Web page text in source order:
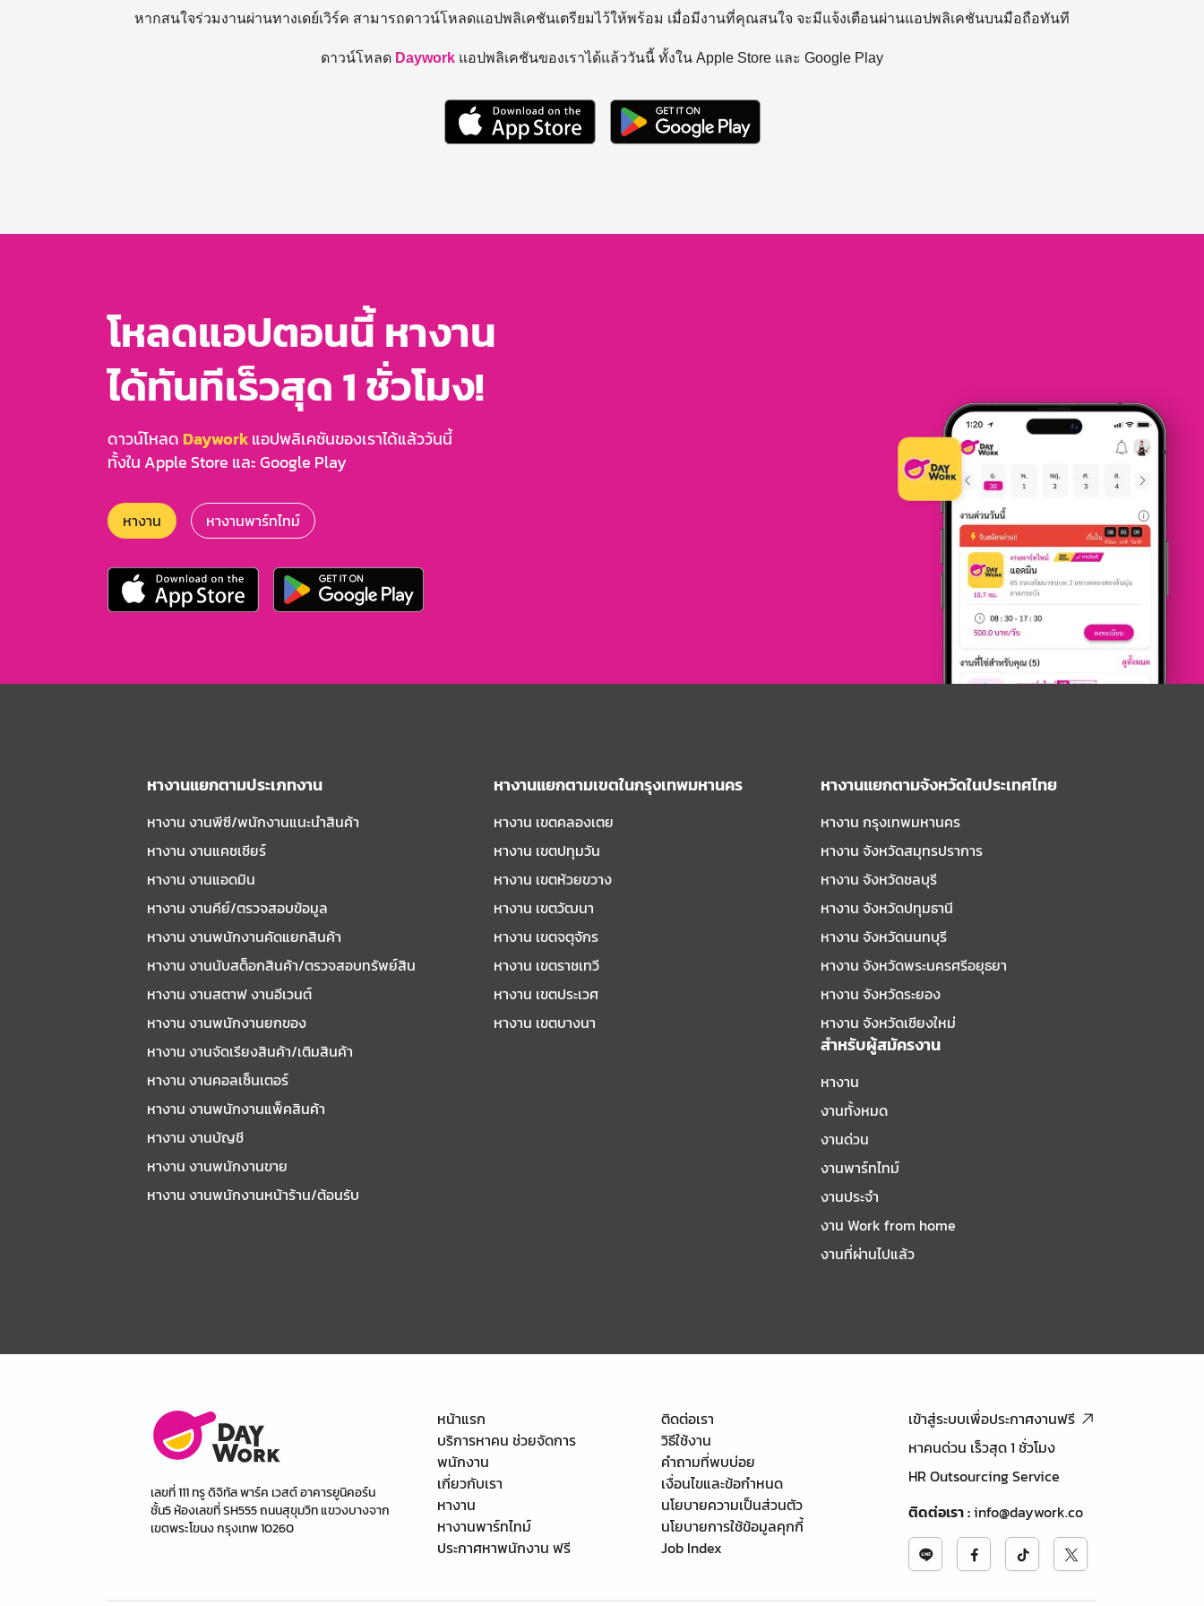
หากสนใจร่วมงานผ่านทางเดย์เวิร์ค สามารถดาวน์โหลดแอปพลิเคชันเตรียมไว้ให้พร้อม เมื่อมีงานที่คุณสนใจ จะมีแจ้งเตือนผ่านแอปพลิเคชันบนมือถือทันที
ดาวน์โหลด Daywork แอปพลิเคชันของเราได้แล้ววันนี้ ทั้งใน Apple Store และ Google Play
โหลดแอปตอนนี้ หางาน
ได้ทันทีเร็วสุด 1 ชั่วโมง!
ดาวน์โหลด Dayworkแอปพลิเคชันของเราได้แล้ววันนี้
ทั้งใน Apple Store และ Google Play
หางาน หางานพาร์ทไทม์
หางานแยกตามประเภทงาน
หางาน งานพีซี/พนักงานแนะนําสินค้า
หางาน งานแคชเชียร์
หางาน งานแอดมิน
หางาน งานคีย์/ตรวจสอบข้อมูล
หางาน งานพนักงานคัดแยกสินค้า
หางาน งานนับสต็อกสินค้า/ตรวจสอบทรัพย์สิน
หางาน งานสตาฟ งานอีเวนต์
หางาน งานพนักงานยกของ
หางาน งานจัดเรียงสินค้า/เติมสินค้า
หางาน งานคอลเซ็นเตอร์
หางาน งานพนักงานแพ็คสินค้า
หางาน งานบัญชี
หางาน งานพนักงานขาย
หางาน งานพนักงานหน้าร้าน/ต้อนรับ
หางานแยกตามเขตในกรุงเทพมหานคร
หางาน เขตคลองเตย
หางาน เขตปทุมวัน
หางาน เขตห้วยขวาง
หางาน เขตวัฒนา
หางาน เขตจตุจักร
หางาน เขตราชเทวี
หางาน เขตประเวศ
หางาน เขตบางนา
หางานแยกตามจังหวัดในประเทศไทย
หางาน กรุงเทพมหานคร
หางาน จังหวัดสมุทรปราการ
หางาน จังหวัดชลบุรี
หางาน จังหวัดปทุมธานี
หางาน จังหวัดนนทบุรี
หางาน จังหวัดพระนครศรีอยุธยา
หางาน จังหวัดระยอง
หางาน จังหวัดเชียงใหม่
สำหรับผู้สมัครงาน
หางาน
งานทั้งหมด
งานด่วน
งานพาร์ทไทม์
งานประจำ
งาน Work from home
งานที่ผ่านไปแล้ว
เลขที่ 111 ทรู ดิจิทัล พาร์ค เวสต์ อาคารยูนิคอร์น
ชั้น5 ห้องเลขที่ SH555 ถนนสุขุมวิท แขวงบางจาก
เขตพระโขนง กรุงเทพ 10260
หน้าแรก
บริการหาคน ช่วยจัดการ
พนักงาน
เกี่ยวกับเรา
หางาน
หางานพาร์ทไทม์
ประกาศหาพนักงาน ฟรี
ติดต่อเรา
วิธีใช้งาน
คำถามที่พบบ่อย
เงื่อนไขและข้อกำหนด
นโยบายความเป็นส่วนตัว
นโยบายการใช้ข้อมูลคุกกี้
Job Index
เข้าสู่ระบบเพื่อประกาศงานฟรี
หาคนด่วน เร็วสุด 1 ชั่วโมง
HR Outsourcing Service
ติดต่อเรา:info@daywork.co